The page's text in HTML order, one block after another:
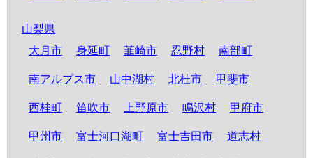
山梨県
大月市
身延町 韮崎市 忍野村 南部町
南アルプス市 山中湖村 北杜市 甲斐市
西桂町 笛吹市 上野原市 鳴沢村 甲府市
甲州市 富士河口湖町 富士吉田市 道志村